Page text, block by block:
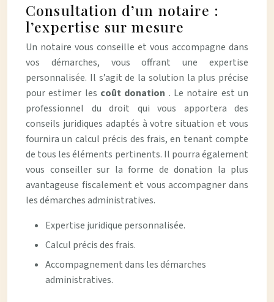
Consultation d’un notaire :
l’expertise sur mesure
Un notaire vous conseille et vous accompagne dans
vos démarches, vous offrant une expertise
personnalisée. Il s’agit de la solution la plus précise
pour estimer les coût donation . Le notaire est un
professionnel du droit qui vous apportera des
conseils juridiques adaptés à votre situation et vous
fournira un calcul précis des frais, en tenant compte
de tous les éléments pertinents. Il pourra également
vous conseiller sur la forme de donation la plus
avantageuse fiscalement et vous accompagner dans
les démarches administratives.
Expertise juridique personnalisée.
Calcul précis des frais.
Accompagnement dans les démarches
administratives.